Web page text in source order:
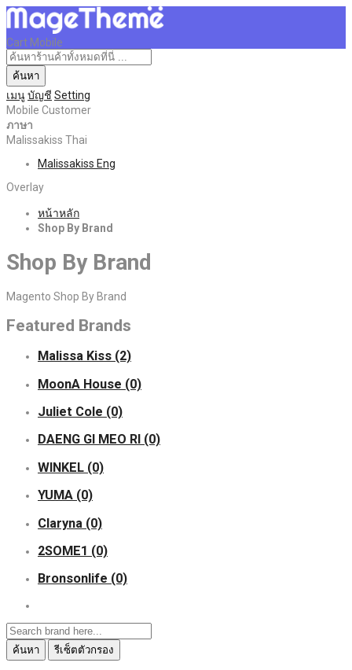
Cart Mobile
ค้นหา
เมนูบัญชี Setting
Mobile Customer
ภาษา
Malissakiss Thai
Malissakiss Eng
Overlay
หน้าหลัก
Shop By Brand
Shop By Brand
Magento Shop By Brand
Featured Brands
Malissa Kiss (2)
MoonA House (0)
Juliet Cole (0)
DAENG GI MEO RI (0)
WINKEL (0)
YUMA (0)
Claryna (0)
2SOME1 (0)
Bronsonlife (0)
ค้นหา รีเซ็ตตัวกรอง